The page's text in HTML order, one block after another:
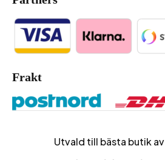
Frakt
Utvald till bästa butik av